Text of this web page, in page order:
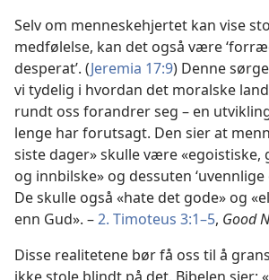
Selv om menneskehjertet kan vise
medfølelse, kan det også være
desperat’. (Jeremia 17:9) Denne
vi tydelig i hvordan det moralske
rundt oss forandrer seg – en
lenge har forutsagt. Den sier at
siste dager» skulle være «egoistiske,
og innbilske» og dessuten ‘uvennlige
De skulle også «hate det gode» og
enn Gud». –2. Timoteus 3:1–5, Good
Disse realitetene bør få oss til å